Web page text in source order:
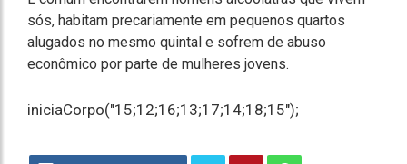
sós, habitam precariamente em pequenos quartos
alugados no mesmo quintal e sofrem de abuso
econômico por parte de mulheres jovens.
iniciaCorpo("15;12;16;13;17;14;18;15");